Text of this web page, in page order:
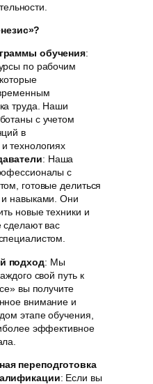
обучения:
по рабочим
труда. Наши
с учетом
в
технологиях
: Наша
с
готовые делиться
навыками. Они
новые техники и
сделают вас
подход: Мы
свой путь к
вы получите
внимание и
этапе обучения,
эффективное
переподготовка
: Если вы